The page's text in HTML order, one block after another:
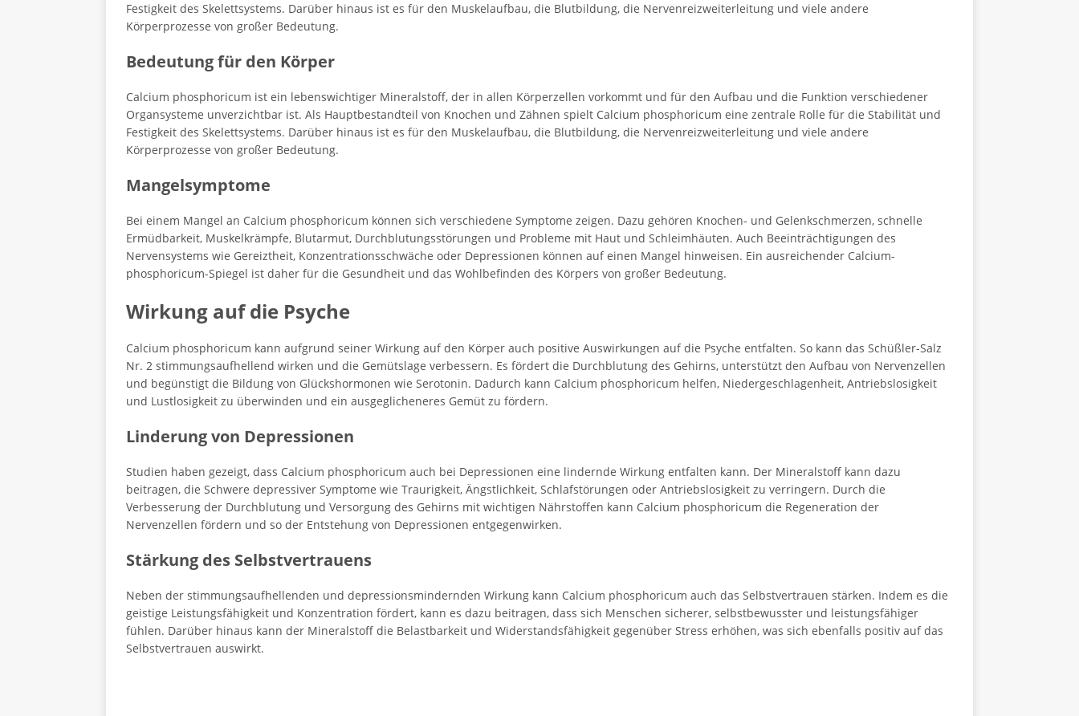
Festigkeit des Skelettsystems. Darüber hinaus ist es für den Muskelaufbau, die Blutbildung, die Nervenreizweiterleitung und viele andere
Körperprozesse von großer Bedeutung.
Bedeutung für den Körper
Calcium phosphoricum ist ein lebenswichtiger Mineralstoff, der in allen Körperzellen vorkommt und für den Aufbau und die Funktion verschiedener
Organsysteme unverzichtbar ist. Als Hauptbestandteil von Knochen und Zähnen spielt Calcium phosphoricum eine zentrale Rolle für die Stabilität und
Festigkeit des Skelettsystems. Darüber hinaus ist es für den Muskelaufbau, die Blutbildung, die Nervenreizweiterleitung und viele andere
Körperprozesse von großer Bedeutung.
Mangelsymptome
Bei einem Mangel an Calcium phosphoricum können sich verschiedene Symptome zeigen. Dazu gehören Knochen- und Gelenkschmerzen, schnelle
Ermüdbarkeit, Muskelkrämpfe, Blutarmut, Durchblutungsstörungen und Probleme mit Haut und Schleimhäuten. Auch Beeinträchtigungen des
Nervensystems wie Gereiztheit, Konzentrationsschwäche oder Depressionen können auf einen Mangel hinweisen. Ein ausreichender Calcium-
phosphoricum-Spiegel ist daher für die Gesundheit und das Wohlbefinden des Körpers von großer Bedeutung.
Wirkung auf die Psyche
Calcium phosphoricum kann aufgrund seiner Wirkung auf den Körper auch positive Auswirkungen auf die Psyche entfalten. So kann das Schüßler-Salz
Nr. 2 stimmungsaufhellend wirken und die Gemütslage verbessern. Es fördert die Durchblutung des Gehirns, unterstützt den Aufbau von Nervenzellen
und begünstigt die Bildung von Glückshormonen wie Serotonin. Dadurch kann Calcium phosphoricum helfen, Niedergeschlagenheit, Antriebslosigkeit
und Lustlosigkeit zu überwinden und ein ausgeglicheneres Gemüt zu fördern.
Linderung von Depressionen
Studien haben gezeigt, dass Calcium phosphoricum auch bei Depressionen eine lindernde Wirkung entfalten kann. Der Mineralstoff kann dazu
beitragen, die Schwere depressiver Symptome wie Traurigkeit, Ängstlichkeit, Schlafstörungen oder Antriebslosigkeit zu verringern. Durch die
Verbesserung der Durchblutung und Versorgung des Gehirns mit wichtigen Nährstoffen kann Calcium phosphoricum die Regeneration der
Nervenzellen fördern und so der Entstehung von Depressionen entgegenwirken.
Stärkung des Selbstvertrauens
Neben der stimmungsaufhellenden und depressionsmindernden Wirkung kann Calcium phosphoricum auch das Selbstvertrauen stärken. Indem es die
geistige Leistungsfähigkeit und Konzentration fördert, kann es dazu beitragen, dass sich Menschen sicherer, selbstbewusster und leistungsfähiger
fühlen. Darüber hinaus kann der Mineralstoff die Belastbarkeit und Widerstandsfähigkeit gegenüber Stress erhöhen, was sich ebenfalls positiv auf das
Selbstvertrauen auswirkt.